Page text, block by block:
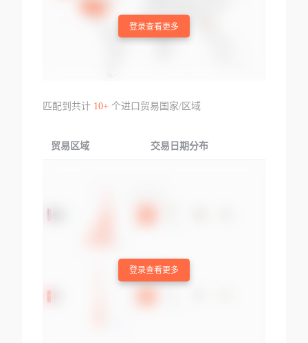
登录查看更多
匹配到共计 10+个进口贸易国家/区域
贸易区域 交易日期分布
登录查看更多